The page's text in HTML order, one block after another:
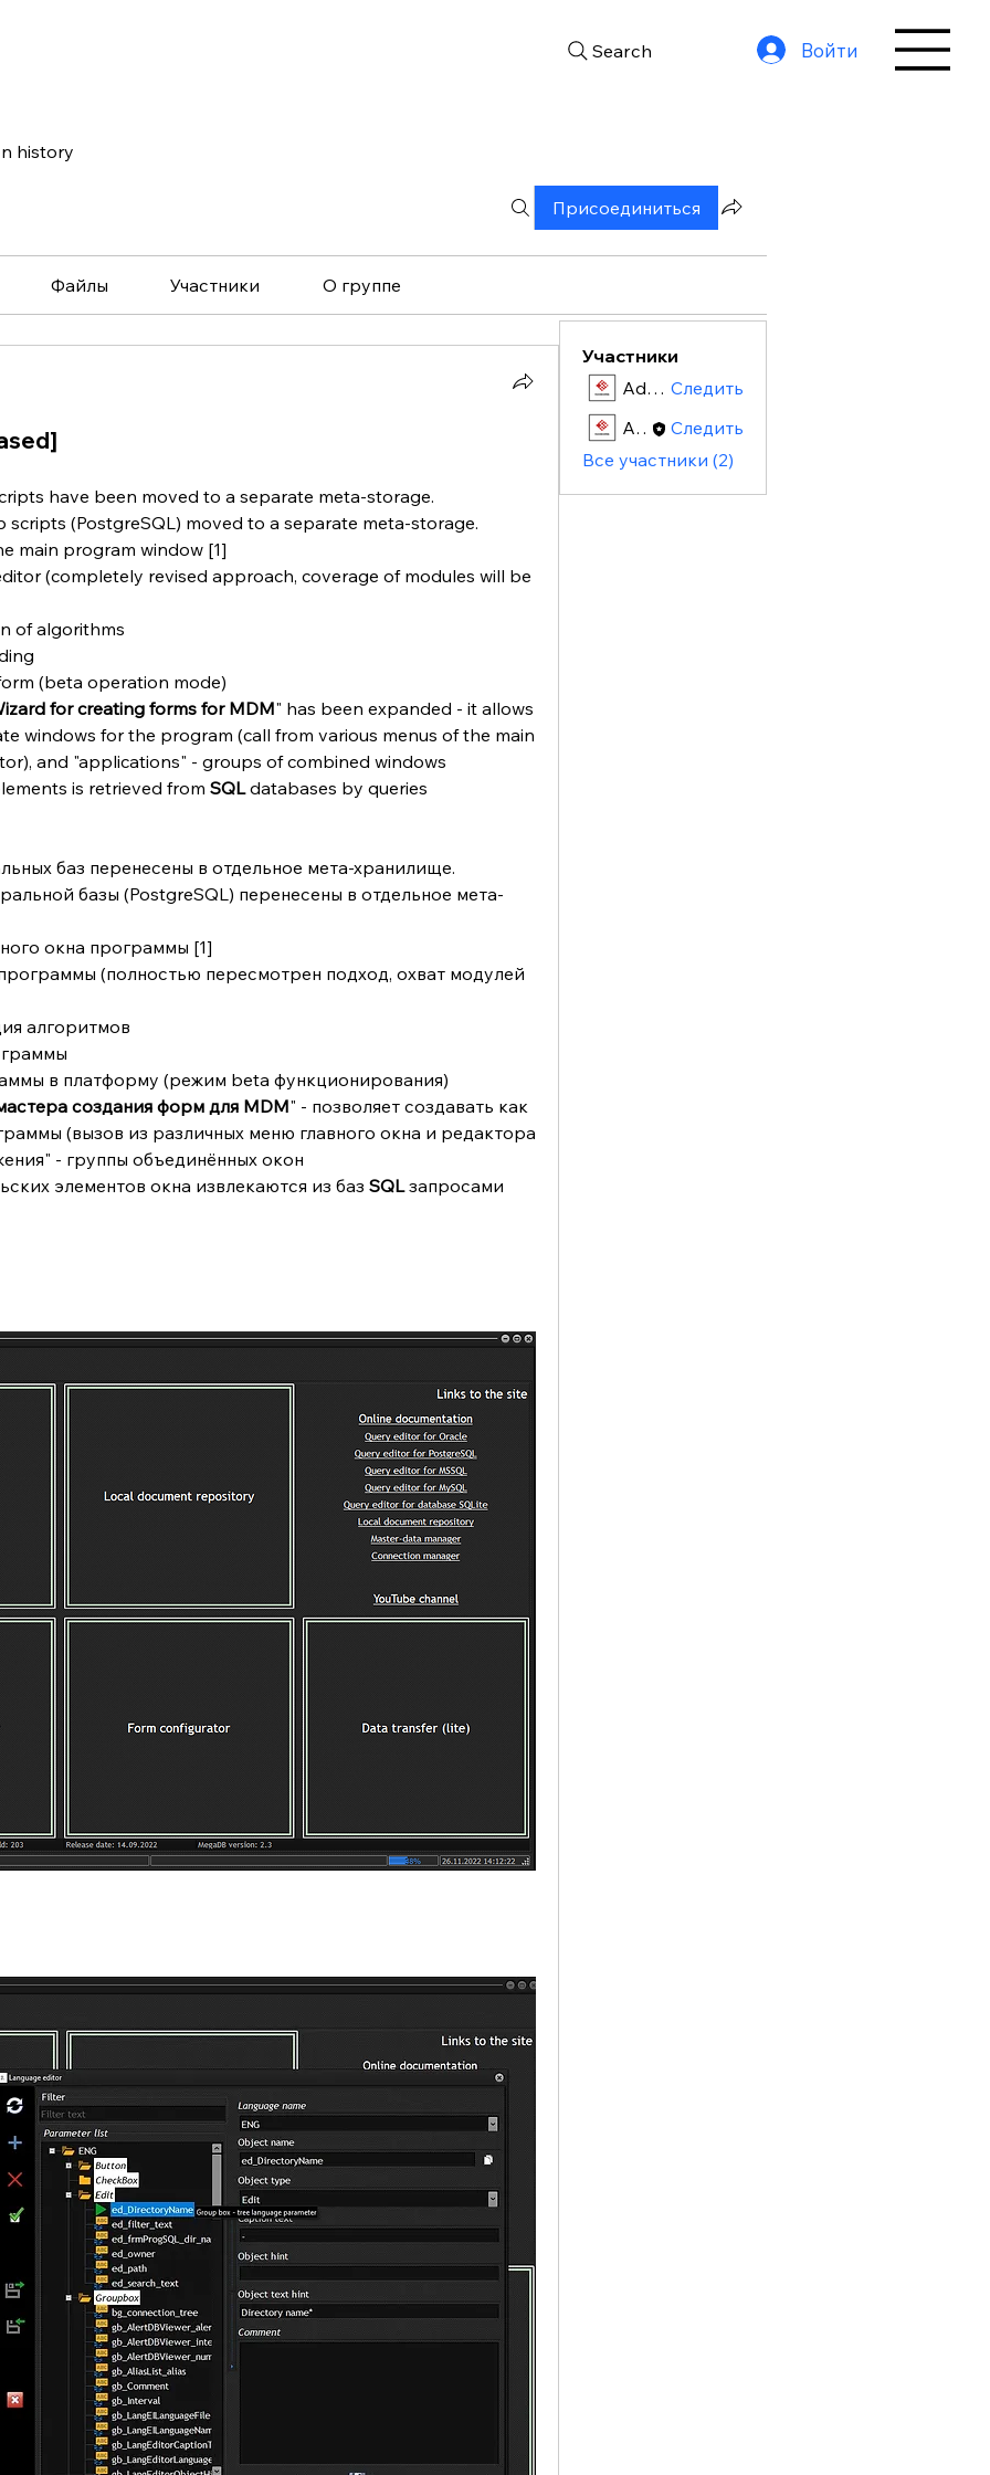
Search Войти
history
Присоединиться
Файлы Участники О группе
have been moved to a separate meta-storage.
scripts (PostgreSQL) moved to a separate meta-storage.
main program window [1]
(completely revised approach, coverage of modules will be
of algorithms
(beta operation mode)
for creating forms for MDM" has been expanded - it allows
windows for the program (call from various menus of the main
and "applications" - groups of combined windows
is retrieved from SQL databases by queries
баз перенесены в отдельное мета-хранилище.
базы (PostgreSQL) перенесены в отдельное мета-
окна программы [1]
(полностью пересмотрен подход, охват модулей
алгоритмов
в платформу (режим beta функционирования)
создания форм для MDM" - позволяет создавать как
(вызов из различных меню главного окна и редактора
- группы объединённых окон
элементов окна извлекаются из баз SQL запросами
Участники
Admin Следить
Admin
Следить
Все участники (2)